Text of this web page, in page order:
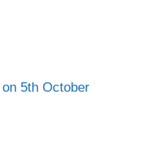
5th October